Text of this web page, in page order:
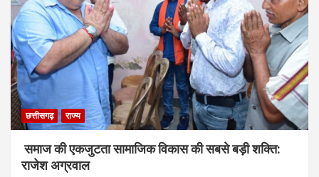
छत्तीसगढ़ राज्य
समाज की एकजुटता सामाजिक विकास की सबसे बड़ी शक्ति:
राजेश अग्रवाल